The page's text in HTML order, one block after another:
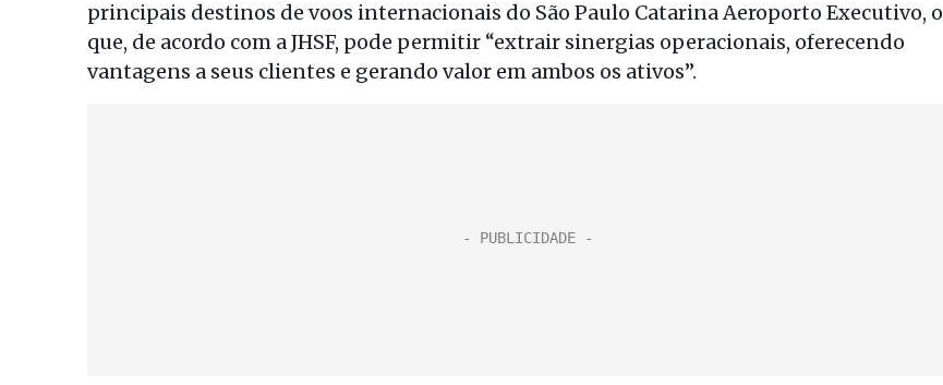
principais destinos de voos internacionais do São Paulo Catarina Aeroporto Executivo, o
que, de acordo com a JHSF, pode permitir “extrair sinergias operacionais, oferecendo
vantagens a seus clientes e gerando valor em ambos os ativos”.